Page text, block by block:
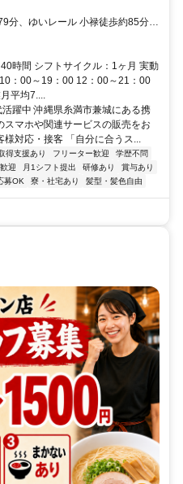
分、ゆいレール 小禄徒歩約85分、
【バス】沖縄県路線バス「西崎入
時間 シフトサイクル：1ヶ月 実動
：00～19：00 12：00～21：00
平均7....
躍中 沖縄県糸満市兼城にある携
マホや関連サービスの販売をお
対応・接客 「自分に合うス...
得支援あり フリーター歓迎
学歴不問
迎 月1シフト提出 研修あり
賞与あり
募OK 寮・社宅あり 髪型・髪色自由